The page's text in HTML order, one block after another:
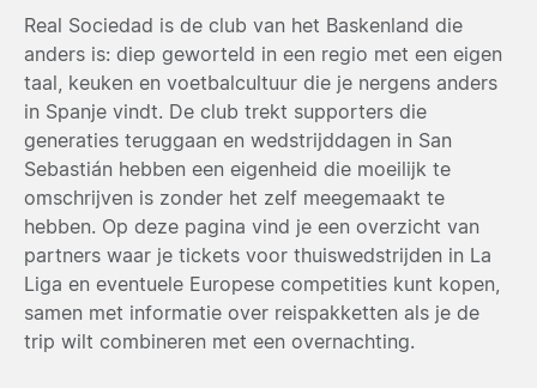
Real Sociedad is de club van het Baskenland die
anders is: diep geworteld in een regio met een eigen
taal, keuken en voetbalcultuur die je nergens anders
in Spanje vindt. De club trekt supporters die
generaties teruggaan en wedstrijddagen in San
Sebastián hebben een eigenheid die moeilijk te
omschrijven is zonder het zelf meegemaakt te
hebben. Op deze pagina vind je een overzicht van
partners waar je tickets voor thuiswedstrijden in La
Liga en eventuele Europese competities kunt kopen,
samen met informatie over reispakketten als je de
trip wilt combineren met een overnachting.